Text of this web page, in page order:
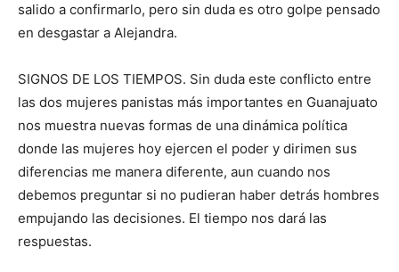
salido a confirmarlo, pero sin duda es otro golpe pensado
en desgastar a Alejandra.
SIGNOS DE LOS TIEMPOS. Sin duda este conflicto entre
las dos mujeres panistas más importantes en Guanajuato
nos muestra nuevas formas de una dinámica política
donde las mujeres hoy ejercen el poder y dirimen sus
diferencias me manera diferente, aun cuando nos
debemos preguntar si no pudieran haber detrás hombres
empujando las decisiones. El tiempo nos dará las
respuestas.